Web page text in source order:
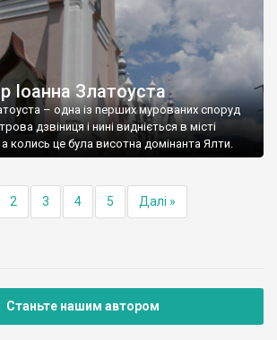
Іоанна Златоуста
– одна із перших мурованих споруд
дзвіниця і нині видніється в місті
колись це була висотна домінанта Ялти.
2 3 4 5 Далі »
Станьте нашим автором